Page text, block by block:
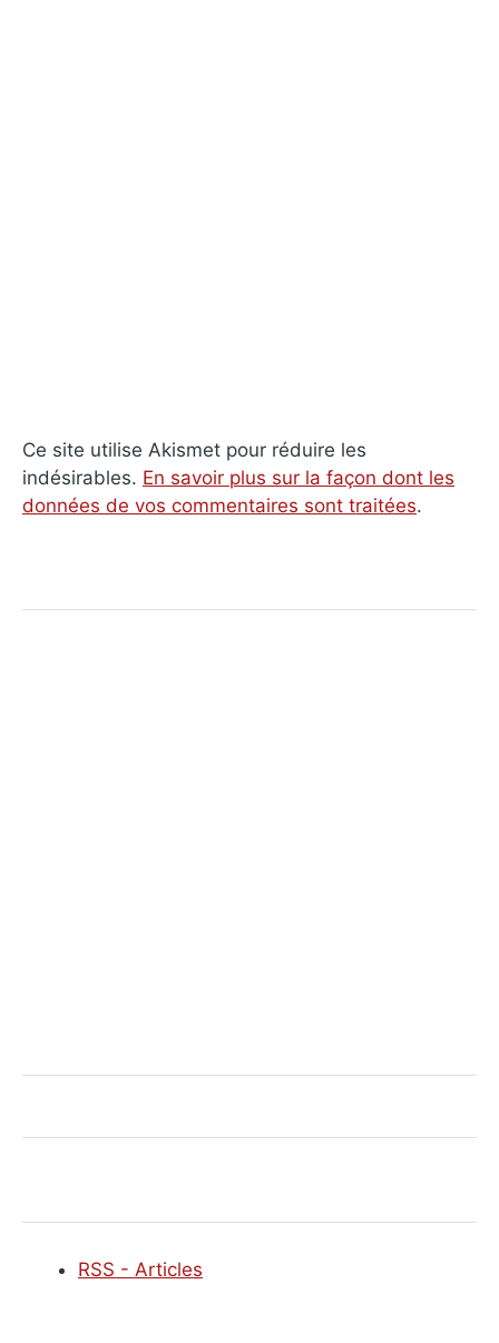
Ce site utilise Akismet pour réduire les
indésirables. En savoir plus sur la façon dont les
données de vos commentaires sont traitées.
RSS - Articles